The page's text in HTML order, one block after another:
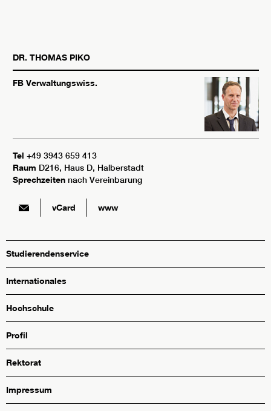
DR. THOMAS PIKO
FB Verwaltungswiss.
Tel +49 3943 659 413
Raum D216, Haus D, Halberstadt
Sprechzeiten nach Vereinbarung
vCard www
Studierendenservice
Internationales
Hochschule
Profil
Rektorat
Impressum